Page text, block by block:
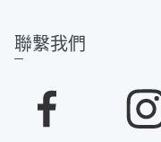
聯繫我們